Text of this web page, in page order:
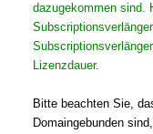
dazugekommen sind.
Lizenzdauer.
Bitte beachten Sie,
Domaingebunden